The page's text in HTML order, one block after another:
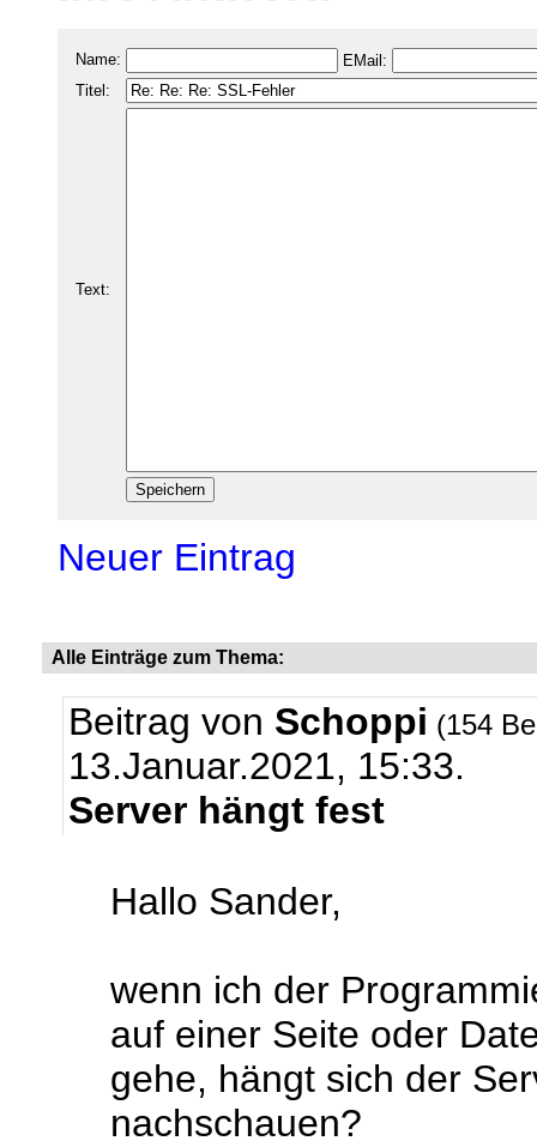
Name:
EMail:
Titel:
Text:
Neuer Eintrag
Alle Einträge zum Thema:
Beitrag von Schoppi (154
13.Januar.2021, 15:33.
Server hängt fest
Hallo Sander,
wenn ich der
auf einer Seite oder
gehe, hängt sich der
nachschauen?